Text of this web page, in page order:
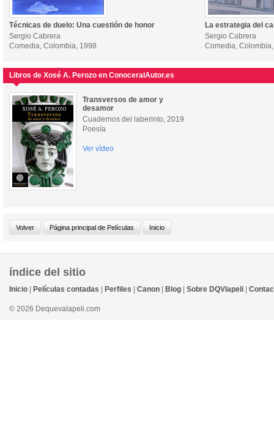
Técnicas de duelo: Una cuestión de honor
Sergio Cabrera
Comedia, Colombia, 1998
La estrategia del
Sergio Cabrera
Comedia,
Libros de Xosé A. Perozo en ConoceralAutor.es
Transversos de amor y
desamor
Cuadernos del laberinto, 2019
Poesía
Ver vídeo
índice del sitio
Inicio Películas contadas Perfiles Canon Blog Sobre DQVlapeli
© 2026 Dequevalapeli.com